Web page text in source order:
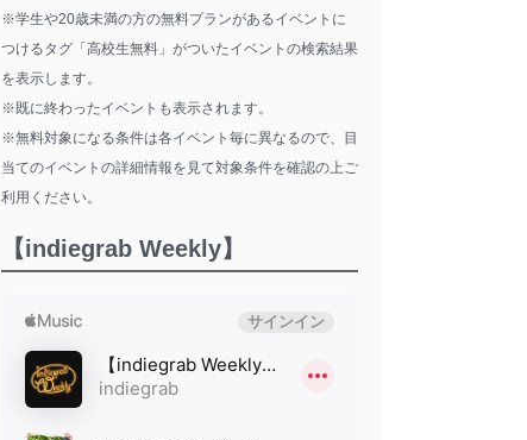
※学生や20歳未満の方の無料プランがあるイベントに
つけるタグ「高校生無料」がついたイベントの検索結果
を表示します。
※既に終わったイベントも表示されます。
※無料対象になる条件は各イベント毎に異なるので、目
当てのイベントの詳細情報を見て対象条件を確認の上ご
利用ください。
【indiegrab Weekly】